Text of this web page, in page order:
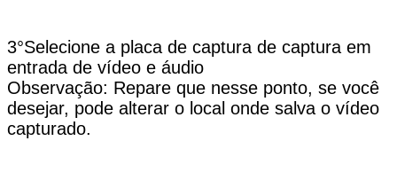
3°Selecione a placa de captura de captura em
entrada de vídeo e áudio
Observação: Repare que nesse ponto, se você
desejar, pode alterar o local onde salva o vídeo
capturado.